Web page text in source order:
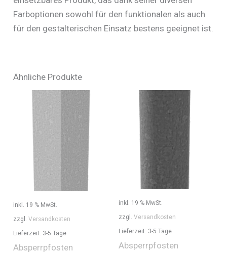
Farboptionen sowohl für den funktionalen als auch
für den gestalterischen Einsatz bestens geeignet ist.
Ähnliche Produkte
inkl. 19 % MwSt.
zzgl.Versandkosten
Lieferzeit: 3-5 Tage
Absperrpfosten
inkl. 19 % MwSt.
zzgl. Versandkosten
Lieferzeit: 3-5 Tage
Absperrpfosten